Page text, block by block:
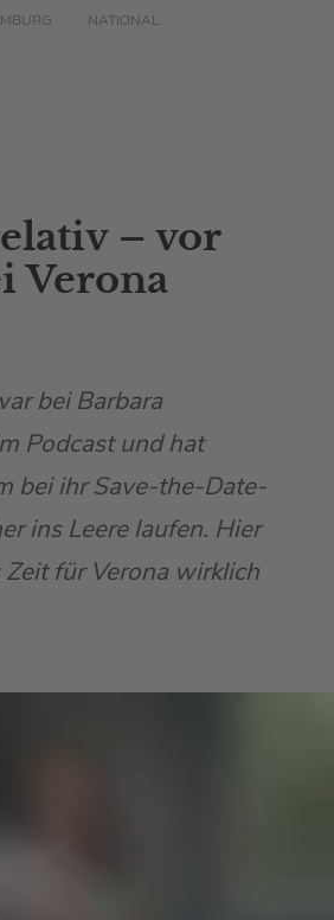
NATIONAL
– vor
Verona
bei Barbara
Podcast und hat
bei ihr Save-the-Date-
ins Leere laufen. Hier
für Verona wirklich